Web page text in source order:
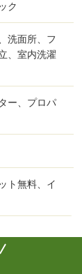
ク
洗面所、フ
、室内洗濯
ー、プロパ
ト無料、イ